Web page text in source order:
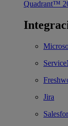
Quadrant™
Jira